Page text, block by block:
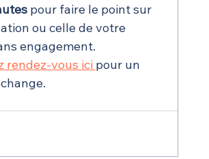
pour faire le point sur
ou celle de votre
engagement.
rendez-vous ici pour un